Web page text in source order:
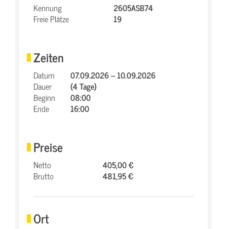
Kennung
2605ASB74
Freie Plätze
19
Zeiten
Datum
07.09.2026 – 10.09.2026
Dauer
(4 Tage)
Beginn
08:00
Ende
16:00
Preise
Netto
405,00 €
Brutto
481,95 €
Ort